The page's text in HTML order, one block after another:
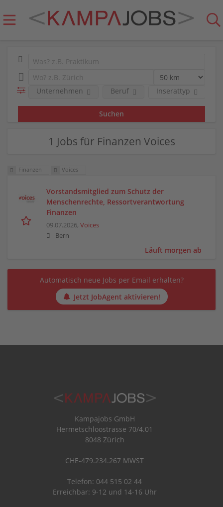
Inserattyp
Unternehmen Beruf
1 Jobs für Finanzen Voices
Finanzen Voices
Vorstandsmitglied zum Schutz der
Menschenrechte, Ressortverantwortung
Finanzen
09.07.2026, Voices
Bern
Läuft morgen ab
Automatisch neue Jobs per Email erhalten?
Jetzt JobAgent aktivieren!
Kampajobs GmbH
Hermetschloostrasse 70/4.01
8048 Zürich
CHE-479.234.267 MWST
Telefon: 044 515 02 44
Erreichbar: 9-12 und 14-16 Uhr